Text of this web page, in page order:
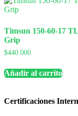
Timsun 150-60-17
Grip
$440.000
Añadir al carrito
Certificaciones